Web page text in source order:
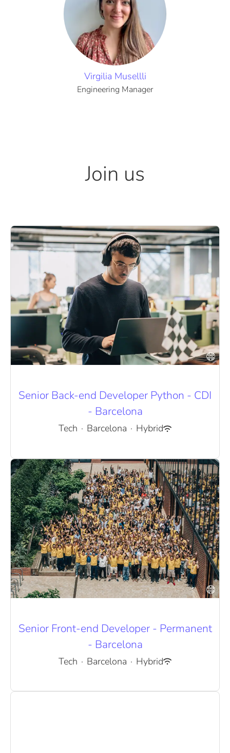
Virgilia Musellli
Engineering Manager
Join us
Senior Back-end Developer Python - CDI
- Barcelona
Tech · Barcelona · Hybrid
Senior Front-end Developer - Permanent
- Barcelona
Tech · Barcelona · Hybrid